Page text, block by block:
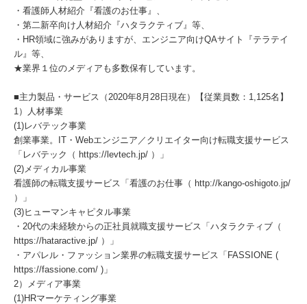
・看護師人材紹介『看護のお仕事』、
・第二新卒向け人材紹介『ハタラクティブ』等、
・HR領域に強みがありますが、エンジニア向けQAサイト『テラテイ
ル』等、
★業界１位のメディアも多数保有しています。
■主力製品・サービス（2020年8月28日現在）【従業員数：1,125名】
1）人材事業
(1)レバテック事業
創業事業。IT・Webエンジニア／クリエイター向け転職支援サービス
「レバテック（ https://levtech.jp/ ）」
(2)メディカル事業
看護師の転職支援サービス「看護のお仕事（ http://kango-oshigoto.jp/
）」
(3)ヒューマンキャピタル事業
・20代の未経験からの正社員就職支援サービス「ハタラクティブ（
https://hataractive.jp/ ）」
・アパレル・ファッション業界の転職支援サービス「FASSIONE (
https://fassione.com/ )」
2）メディア事業
(1)HRマーケティング事業